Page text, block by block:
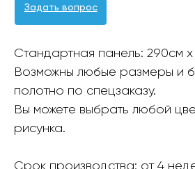
Задать вопрос
Стандартная панель: 290см х
Возможны любые размеры и
полотно по спецзаказу.
Вы можете выбрать любой
рисунка.
Срок производства: от 4